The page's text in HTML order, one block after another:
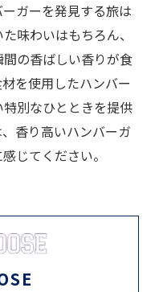
ガーを発見する旅は
味わいはもちろん、
の香ばしい香りが食
を使用したハンバー
別なひとときを提供
香り高いハンバーガ
じてください。